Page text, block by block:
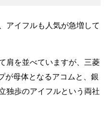
アイフルも人気が急増して
肩を並べていますが、三菱
が母体となるアコムと、銀
独歩のアイフルという両社